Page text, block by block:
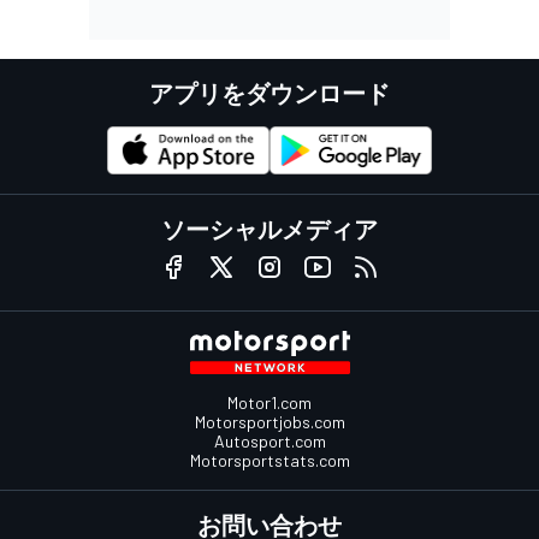
アプリをダウンロード
ソーシャルメディア
Motor1.com
Motorsportjobs.com
Autosport.com
Motorsportstats.com
お問い合わせ